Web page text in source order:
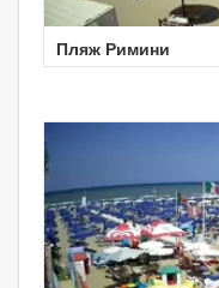
Пляж Римини